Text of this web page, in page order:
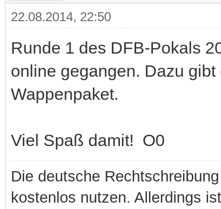
22.08.2014, 22:50
Runde 1 des DFB-Pokals
online gegangen. Dazu
Wappenpaket.
Viel Spaß damit! O0
Die deutsche
kostenlos nutzen. Allerdings